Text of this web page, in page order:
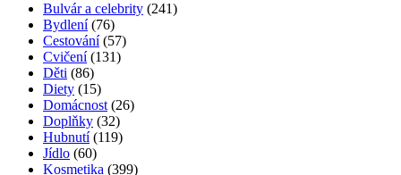
Bulvár a celebrity (241)
Bydlení(76)
Cestování(57)
Cvičení(131)
Děti (86)
Diety (15)
Domácnost (26)
Doplňky (32)
Hubnutí(119)
Jídlo (60)
Kosmetika (399)